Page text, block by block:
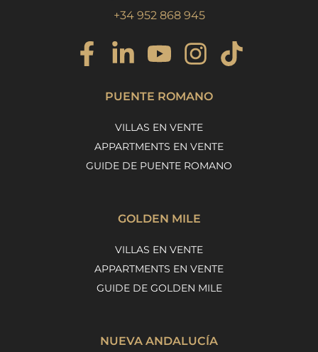
+34 952 868 945
PUENTE ROMANO
VILLAS EN VENTE
APPARTMENTS EN VENTE
GUIDE DE PUENTE ROMANO
GOLDEN MILE
VILLAS EN VENTE
APPARTMENTS EN VENTE
GUIDE DE GOLDEN MILE
NUEVA ANDALUCÍA